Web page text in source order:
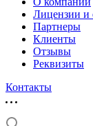
Лицензии и
Партнеры
Клиенты
Отзывы
Реквизиты
Контакты